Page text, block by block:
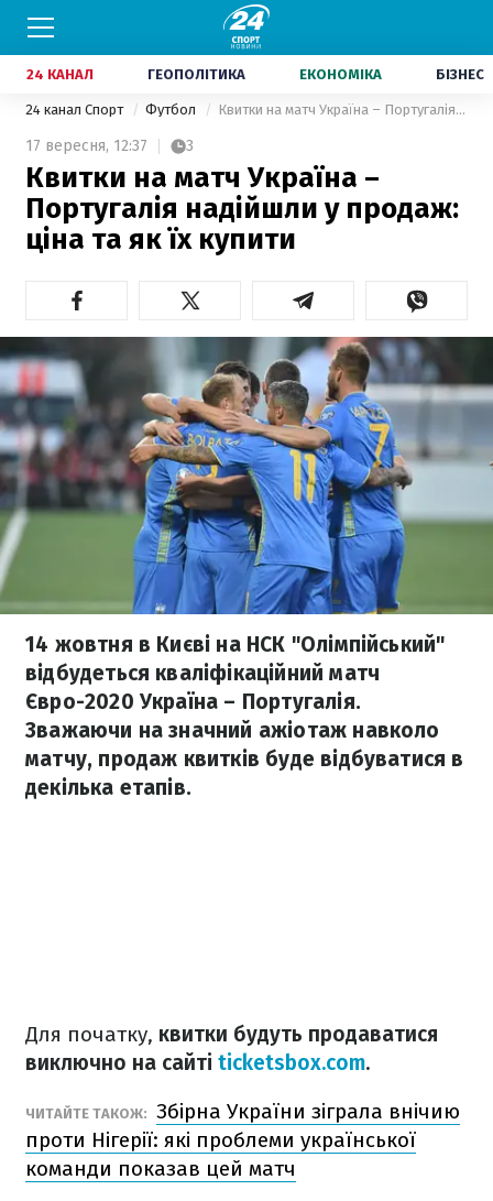
24 КАНАЛ ГЕОПОЛІТИКА ЕКОНОМІКА БІЗНЕС
24 канал Спорт Футбол Квитки на матч Україна – Португалія надійшли у продаж: ціна та як їх купити
17 вересня, 12:37 3
Квитки на матч Україна –
Португалія надійшли у продаж:
ціна та як їх купити
14 жовтня в Києві на НСК "Олімпійський"
відбудеться кваліфікаційний матч
Євро-2020 Україна – Португалія.
Зважаючи на значний ажіотаж навколо
матчу, продаж квитків буде відбуватися в
декілька етапів.
Для початку, квитки будуть продаватися
виключно на сайті ticketsbox.com.
ЧИТАЙТЕ ТАКОЖ: Збірна України зіграла внічию
проти Нігерії: які проблеми української
команди показав цей матч